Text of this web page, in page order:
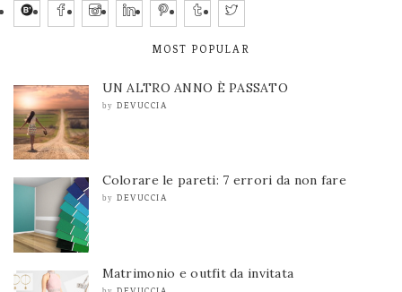
MOST POPULAR
UN ALTRO ANNO È PASSATO
by DEVUCCIA
Colorare le pareti: 7 errori da non fare
by DEVUCCIA
Matrimonio e outfit da invitata